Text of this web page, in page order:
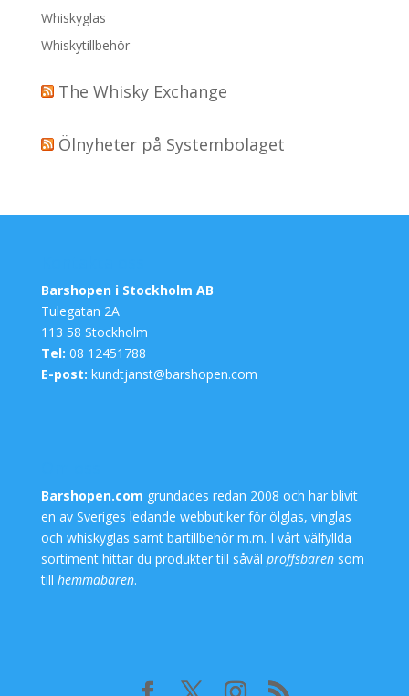
Whiskyglas
Whiskytillbehör
The Whisky Exchange
Ölnyheter på Systembolaget
Barshopen i Stockholm AB
Tulegatan 2A
113 58 Stockholm
Tel: 08 12451788
E-post: kundtjanst@barshopen.com
Barshopen.com grundades redan 2008 och har blivit
en av Sveriges ledande webbutiker för ölglas, vinglas
och whiskyglas samt bartillbehörm.m. I vårt välfyllda
sortiment hittar du produkter till såväl proffsbarensom
till hemmabaren.